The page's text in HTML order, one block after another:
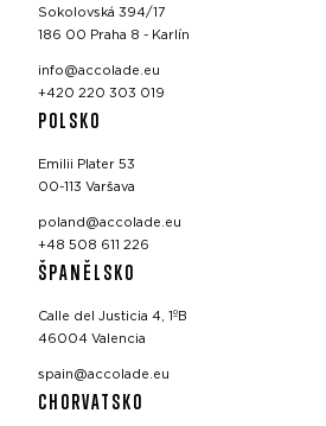
Sokolovská 394/17
186 00 Praha 8 - Karlín
info@accolade.eu
+420 220 303 019
POLSKO
Emilii Plater 53
00-113 Varšava
poland@accolade.eu
+48 508 611 226
ŠPANĚLSKO
Calle del Justicia 4, 1ºB
46004 Valencia
spain@accolade.eu
CHORVATSKO